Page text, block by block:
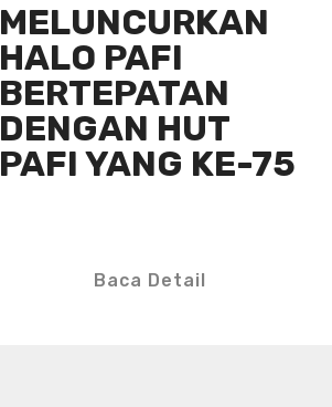
MELUNCURKAN
HALO PAFI
BERTEPATAN
DENGAN HUT
PAFI YANG KE-75
Baca Detail